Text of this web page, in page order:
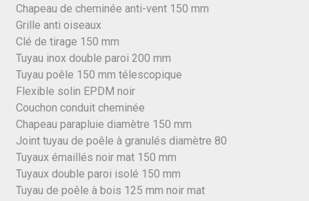
Chapeau de cheminée anti-vent 150 mm
Grille anti oiseaux
Clé de tirage 150 mm
Tuyau inox double paroi 200 mm
Tuyau poêle 150 mm télescopique
Flexible solin EPDM noir
Couchon conduit cheminée
Chapeau parapluie diamètre 150 mm
Joint tuyau de poêle à granulés diamètre 80
Tuyaux émaillés noir mat 150 mm
Tuyaux double paroi isolé 150 mm
Tuyau de poêle à bois 125 mm noir mat